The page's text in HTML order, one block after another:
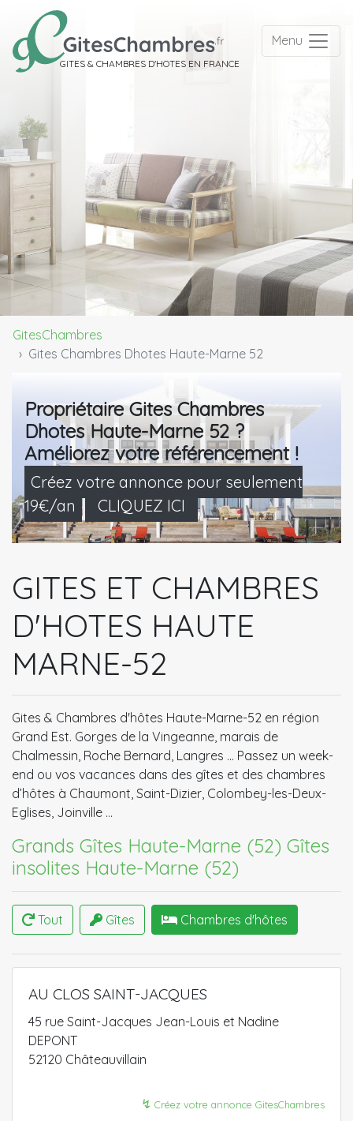
GITES & CHAMBRES D'HOTES EN FRANCE
Menu
GitesChambres
Gites Chambres Dhotes Haute-Marne 52
Propriétaire Gites Chambres
Dhotes Haute-Marne 52 ?
Améliorez votre référencement !
Créez votre annonce pour seulement
19€/an
CLIQUEZ ICI
GITES ET CHAMBRES
D'HOTES HAUTE
MARNE-52
Gites & Chambres d'hôtes Haute-Marne-52 en région
Grand Est. Gorges de la Vingeanne, marais de
Chalmessin, Roche Bernard, Langres ... Passez un week-
end ou vos vacances dans des gîtes et des chambres
d’hôtes à Chaumont, Saint-Dizier, Colombey-les-Deux-
Eglises, Joinville …
Grands Gîtes Haute-Marne (52) Gîtes
insolites Haute-Marne (52)
Tout Gîtes Chambres d'hôtes
AU CLOS SAINT-JACQUES
45 rue Saint-Jacques Jean-Louis et Nadine
DEPONT
52120 Châteauvillain
↯ Créez votre annonce GitesChambres